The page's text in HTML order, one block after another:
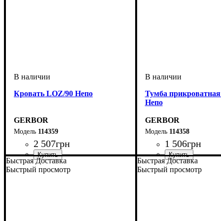
Кровать LOZ/90 Непо
GERBOR
114359
2 507грн
ширина, мм: 950
высота, мм: 660
глубина, мм: 2035
Тумба
Непо
GERBOR
114358
1 506грн
ширина, мм: 495
высота, мм: 420
глубина, мм: 335
Быстрая Доставка
Быстрый просмотр
Быстрая Доставка
Быстрый просмотр